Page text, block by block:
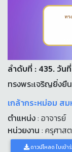
ลำดับที่ : 435. วันที่
ทรงพระเจริญยิ่งยื
เกล้ากระหม่อม
ตำแหน่ง: อาจารย์
หน่วยงาน : ครุศาส
ดาวน์โหลด ใบเข้า